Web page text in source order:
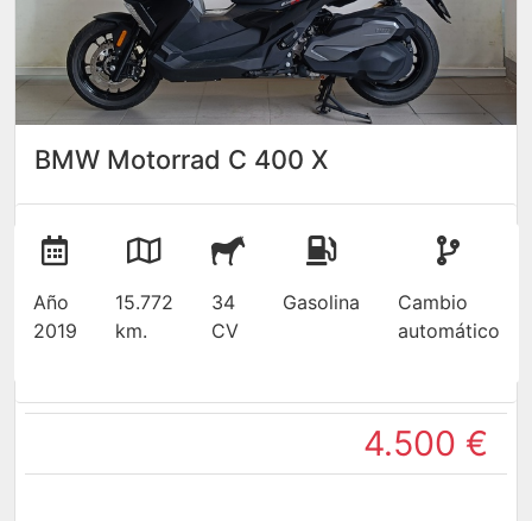
BMW Motorrad C 400 X
Año
2019
15.772
km.
34
CV
Gasolina
Cambio
automático
4.500 €